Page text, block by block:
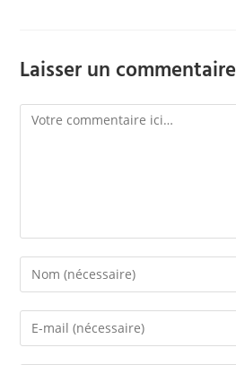
Laisser un commentaire
Comment
Enter
your
name
Enter
your